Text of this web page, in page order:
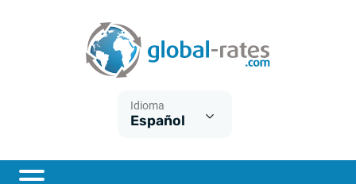
Idioma
Español
ESTER
¿Qué es la inflación IPC?
¿Qué es la inflación IPCA?
Inflación Español - IPC
Euribor - histórico
SOFR - histórico
Calculadora de inflación